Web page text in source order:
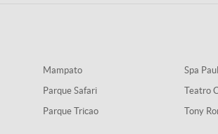
Mampato
Parque Safari
Parque Tricao
Spa
Teatro
Tony